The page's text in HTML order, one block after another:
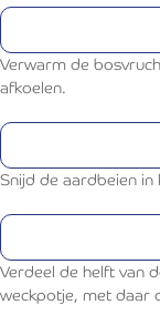
Verwarm de
afkoelen.
Snijd de aardbeien in
Verdeel de helft van
weckpotje, met daar